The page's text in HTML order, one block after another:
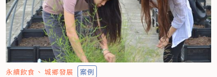
永續飲食 城鄉發展 案例